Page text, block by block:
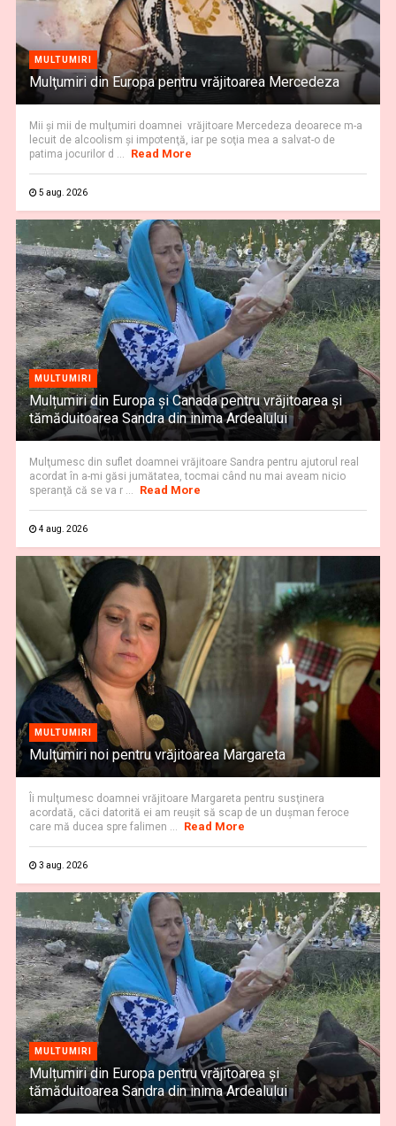
MULTUMIRI
Mulţumiri din Europa pentru vrăjitoarea Mercedeza
Mii şi mii de mulţumiri doamnei vrăjitoare Mercedeza deoarece m-a
lecuit de alcoolism şi impotenţă, iar pe soţia mea a salvat-o de
patima jocurilor d ...
Read More
5 aug. 2026
MULTUMIRI
Mulțumiri din Europa și Canada pentru vrăjitoarea și
tămăduitoarea Sandra din inima Ardealului
Mulţumesc din suflet doamnei vrăjitoare Sandra pentru ajutorul real
acordat în a-mi găsi jumătatea, tocmai când nu mai aveam nicio
speranţă că se va r ...
Read More
4 aug. 2026
MULTUMIRI
Mulţumiri noi pentru vrăjitoarea Margareta
Îi mulţumesc doamnei vrăjitoare Margareta pentru susţinera
acordată, căci datorită ei am reuşit să scap de un dușman feroce
care mă ducea spre falimen ...
Read More
3 aug. 2026
MULTUMIRI
Mulțumiri din Europa pentru vrăjitoarea și
tămăduitoarea Sandra din inima Ardealului